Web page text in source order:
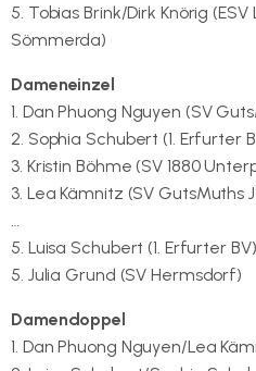
5. Tobias Brink/Dirk Knörig
Sömmerda)
Dameneinzel
1. Dan Phuong Nguyen (SV
2. Sophia Schubert (1. Erfurter
3. Kristin Böhme (SV 1880
3. Lea Kämnitz (SV GutsMuths
…
5. Luisa Schubert (1. Erfurter BV)
5. Julia Grund (SV Hermsdorf)
Damendoppel
1. Dan Phuong Nguyen/Lea